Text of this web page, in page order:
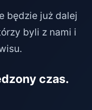
będzie już dalej
byli z nami i
czas.